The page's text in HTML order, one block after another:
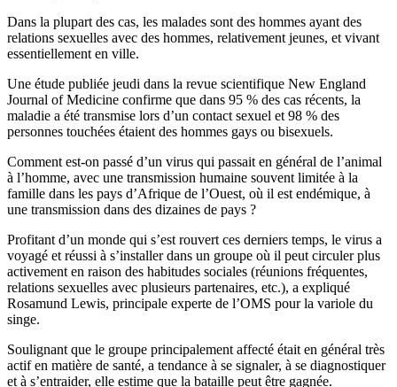
Dans la plupart des cas, les malades sont des hommes ayant des
relations sexuelles avec des hommes, relativement jeunes, et vivant
essentiellement en ville.
Une étude publiée jeudi dans la revue scientifique New England
Journal of Medicine confirme que dans 95 % des cas récents, la
maladie a été transmise lors d’un contact sexuel et 98 % des
personnes touchées étaient des hommes gays ou bisexuels.
Comment est-on passé d’un virus qui passait en général de l’animal
à l’homme, avec une transmission humaine souvent limitée à la
famille dans les pays d’Afrique de l’Ouest, où il est endémique, à
une transmission dans des dizaines de pays ?
Profitant d’un monde qui s’est rouvert ces derniers temps, le virus a
voyagé et réussi à s’installer dans un groupe où il peut circuler plus
activement en raison des habitudes sociales (réunions fréquentes,
relations sexuelles avec plusieurs partenaires, etc.), a expliqué
Rosamund Lewis, principale experte de l’OMS pour la variole du
singe.
Soulignant que le groupe principalement affecté était en général très
actif en matière de santé, a tendance à se signaler, à se diagnostiquer
et à s’entraider, elle estime que la bataille peut être gagnée.